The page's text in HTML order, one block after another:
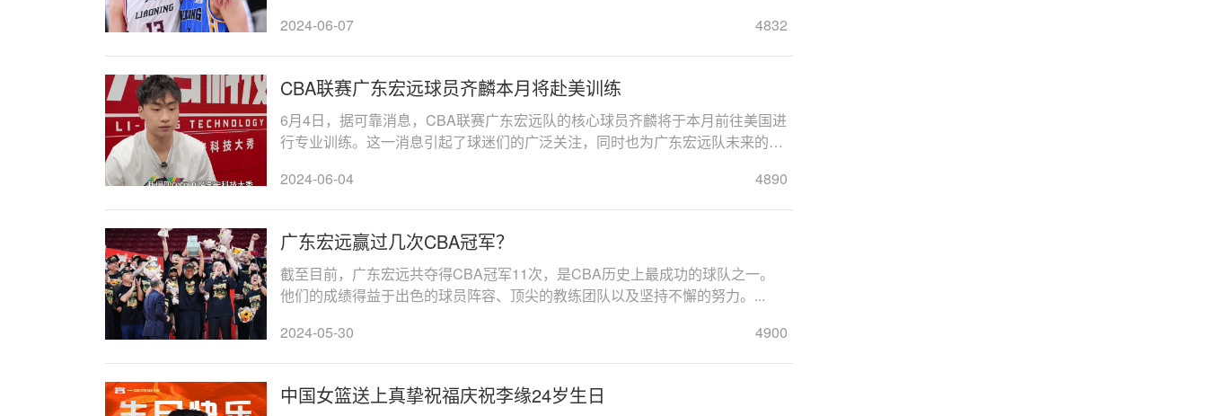
2024-06-07 4832
CBA联赛广东宏远球员齐麟本月将赴美训练
6月4日，据可靠消息，CBA联赛广东宏远队的核心球员齐麟将于本月前往美国进
行专业训练。这一消息引起了球迷们的广泛关注，同时也为广东宏远队未来的发
2024-06-04 4890
广东宏远赢过几次CBA冠军？
截至目前，广东宏远共夺得CBA冠军11次，是CBA历史上最成功的球队之一。
他们的成绩得益于出色的球员阵容、顶尖的教练团队以及坚持不懈的努力。...
2024-05-30
4900
中国女篮送上真挚祝福庆祝李缘24岁生日